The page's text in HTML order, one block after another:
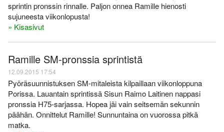
sprintin pronssin rinnalle. Paljon onnea Ramille hienosti
sujuneesta viikonlopusta!
» Kisasivut
Ramille SM-pronssia sprintistä
12.09.2015 17:54
Pyöräsuunnistuksen SM-mitaleista kilpaillaan viikonloppuna
Porissa. Lauantain sprintissä Sisun Raimo Laitinen nappasi
pronssia H75-sarjassa. Hopea jäi vain seitsemän sekunnin
päähän. Onnittelut Ramille! Sunnuntaina on vuorossa pitkä
matka.